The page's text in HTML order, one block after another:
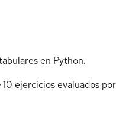
en Python.
10 ejercicios evaluados por